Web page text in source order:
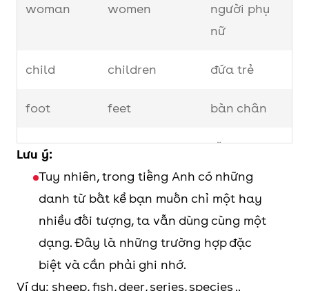
knife →
knives
Danh từ tận
Đổi thành -
analysis →
ellipsis →
Danh từ tận
cùng là “-
on”
Đổi thành “-
a”
phenomenon
→
phenomena
criterion →
woman women
người phụ
nữ
child children đứa trẻ
foot feet bàn chân
tooth teeth răng
mouse mice con chuột
person people con người
ox oxen
Lưu ý:
Tuy nhiên, trong tiếng Anh có những
danh từ bất kể bạn muốn chỉ một hay
nhiều đối tượng, ta vẫn dùng cùng một
dạng. Đây là những trường hợp đặc
biệt và cần phải ghi nhớ.
Ví dụ: sheep, fish, deer, series, species ..